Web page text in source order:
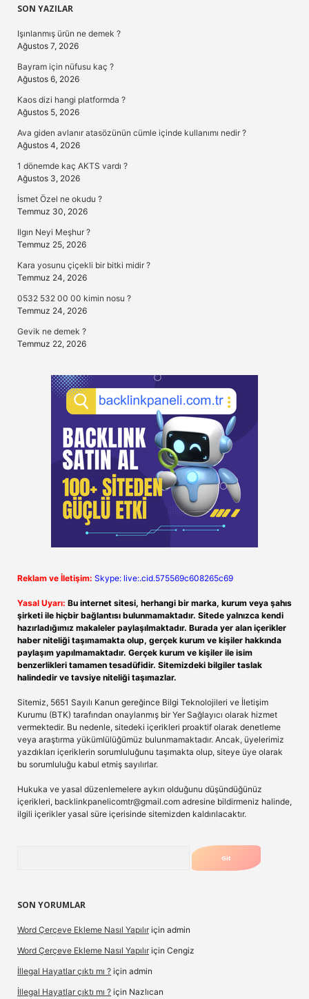
Sidebar
SON YAZILAR
Işınlanmış ürün ne demek ?
Ağustos 7, 2026
Bayram için nüfusu kaç ?
Ağustos 6, 2026
Kaos dizi hangi platformda ?
Ağustos 5, 2026
Ava giden avlanır atasözünün cümle içinde kullanımı nedir ?
Ağustos 4, 2026
1 dönemde kaç AKTS vardı ?
Ağustos 3, 2026
İsmet Özel ne okudu ?
Temmuz 30, 2026
Ilgın Neyi Meşhur ?
Temmuz 25, 2026
Kara yosunu çiçekli bir bitki midir ?
Temmuz 24, 2026
0532 532 00 00 kimin nosu ?
Temmuz 24, 2026
Gevik ne demek ?
Temmuz 22, 2026
Reklam ve İletişim: Skype: live:.cid.575569c608265c69
Yasal Uyarı: Bu internet sitesi, herhangi bir marka, kurum veya şahıs
şirketi ile hiçbir bağlantısı bulunmamaktadır. Sitede yalnızca kendi
hazırladığımız makaleler paylaşılmaktadır. Burada yer alan içerikler
haber niteliği taşımamakta olup, gerçek kurum ve kişiler hakkında
paylaşım yapılmamaktadır. Gerçek kurum ve kişiler ile isim
benzerlikleri tamamen tesadüfidir. Sitemizdeki bilgiler taslak
halindedir ve tavsiye niteliği taşımazlar.
Sitemiz, 5651 Sayılı Kanun gereğince Bilgi Teknolojileri ve İletişim
Kurumu (BTK) tarafından onaylanmış bir Yer Sağlayıcı olarak hizmet
vermektedir. Bu nedenle, sitedeki içerikleri proaktif olarak denetleme
veya araştırma yükümlülüğümüz bulunmamaktadır. Ancak, üyelerimiz
yazdıkları içeriklerin sorumluluğunu taşımakta olup, siteye üye olarak
bu sorumluluğu kabul etmiş sayılırlar.
Hukuka ve yasal düzenlemelere aykırı olduğunu düşündüğünüz
içerikleri, backlinkpanelicomtr@gmail.com adresine bildirmeniz halinde,
ilgili içerikler yasal süre içerisinde sitemizden kaldırılacaktır.
SON YORUMLAR
Word Çerçeve Ekleme Nasıl Yapılır için admin
Word Çerçeve Ekleme Nasıl Yapılır için Cengiz
İllegal Hayatlar çıktı mı ? için admin
İllegal Hayatlar çıktı mı ? için Nazlıcan